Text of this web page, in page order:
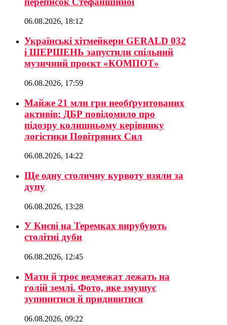
06.08.2026, 18:12
Українські хітмейкери GERALD 032
і ШЕРШЕНЬ запустили спільний
музичний проєкт «КОМПОТ»
06.08.2026, 17:59
Майже 21 млн грн необґрунтованих
активів: ДБР повідомило про
підозру колишньому керівнику
логістики Повітряних Сил
06.08.2026, 14:22
Ще одну столичну курвоту взяли за
дупу
06.08.2026, 13:28
У Києві на Теремках вирубують
столітні дуби
06.08.2026, 12:45
Мати й троє ведмежат лежать на
голій землі. Фото, яке змушує
зупинитися й придивитися
06.08.2026, 09:22